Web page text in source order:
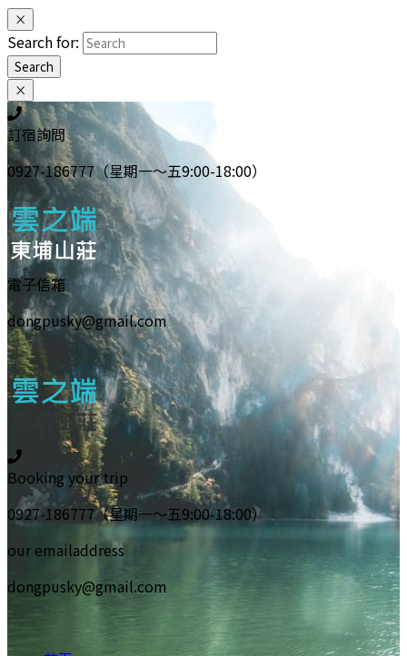
×
Search for:
Search
×
訂宿詢問
0927-186777（星期一～五9:00-18:00）
電子信箱
dongpusky@gmail.com
Booking your trip
0927-186777（星期一～五9:00-18:00）
our emailaddress
dongpusky@gmail.com